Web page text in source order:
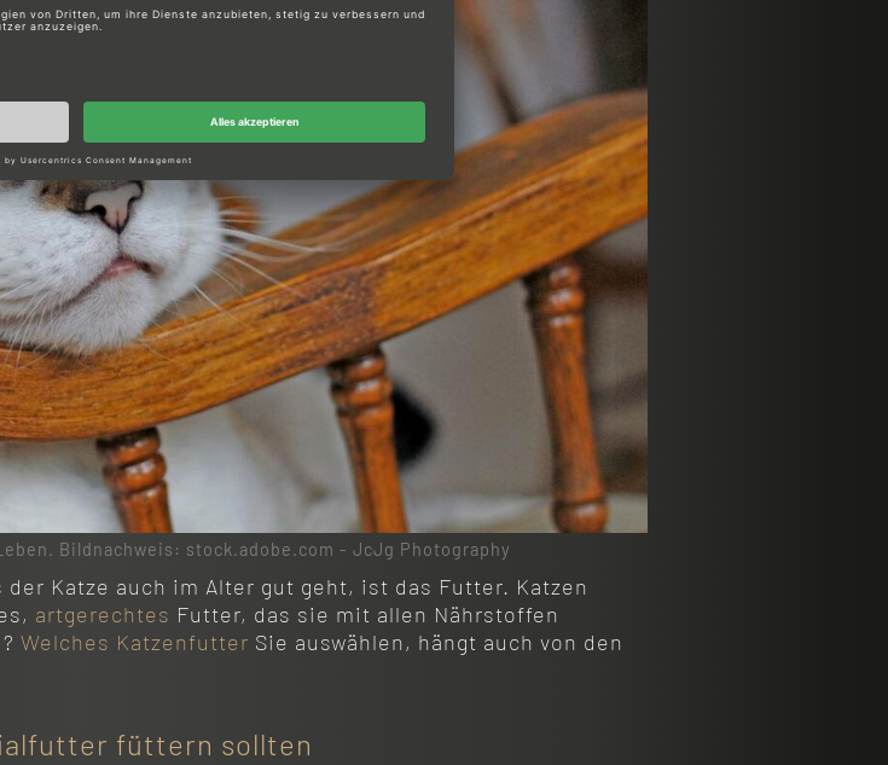
Bildnachweis: stock.adobe.com - JcJg Photography
Katze auch im Alter gut geht, ist das Futter. Katzen
artgerechtes Futter, das sie mit allen Nährstoffen
? Welches Katzenfutter Sie auswählen, hängt auch von den
füttern sollten